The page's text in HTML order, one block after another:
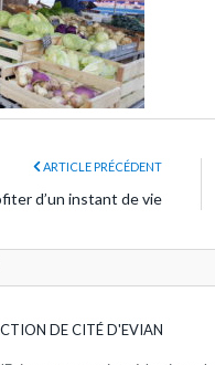
ARTICLE PRÉCÉDENT
d’un instant de vie
DE CITÉ D'EVIAN